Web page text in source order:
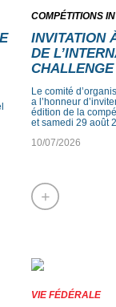
COMPÉTITIONS
INVITATION
DE
Le comité
a l’honneur
édition de la
et samedi 29 août
10/07/2026
+
VIE FÉDÉRALE